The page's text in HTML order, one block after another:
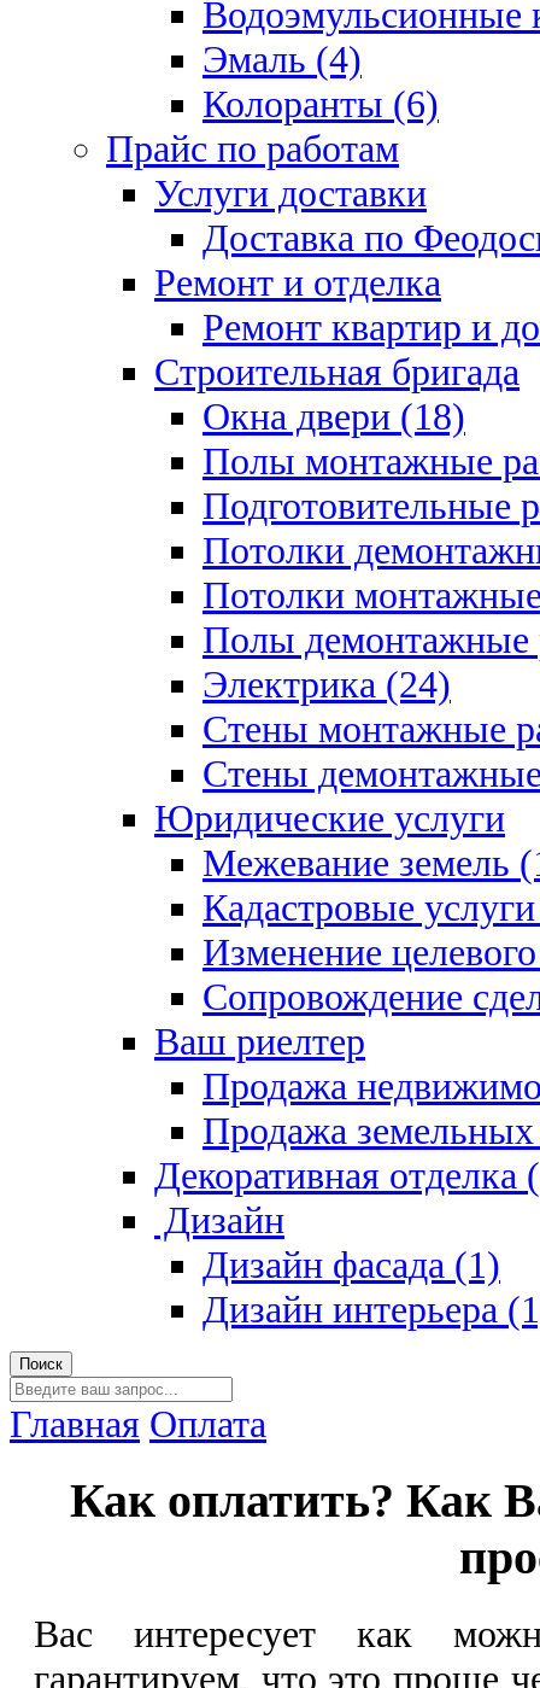
Водоэмульсионные
Эмаль (4)
Колоранты (6)
Прайс по работам
Услуги доставки
Доставка по
Ремонт и отделка
Ремонт квартир и
Строительная бригада
Окна двери (18)
Полы монтажные
Подготовительные
Потолки
Потолки
Полы демонтажные
Электрика (24)
Стены монтажные
Стены
Юридические услуги
Межевание земель
Кадастровые
Изменение
Сопровождение
Ваш риелтер
Продажа
Продажа земельных
Декоративная отделка
Дизайн
Дизайн фасада (1)
Дизайн интерьера
Главная Оплата
Как оплатить? Как
Вас интересует как
гарантируем, что это